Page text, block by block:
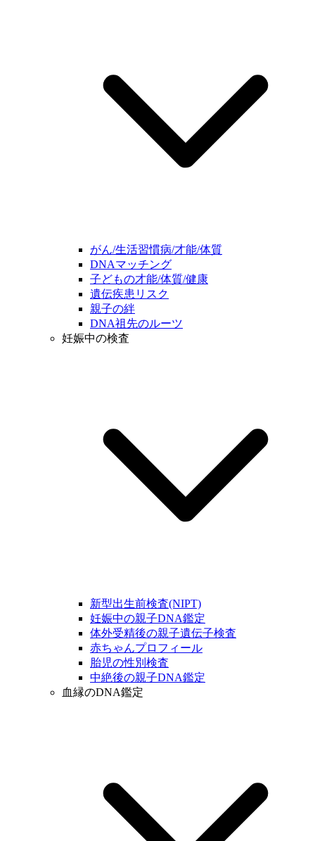
がん/生活習慣病/才能/体質
DNAマッチング
子どもの才能/体質/健康
遺伝疾患リスク
親子の絆
DNA祖先のルーツ
妊娠中の検査
新型出生前検査(NIPT)
妊娠中の親子DNA鑑定
体外受精後の親子遺伝子検査
赤ちゃんプロフィール
胎児の性別検査
中絶後の親子DNA鑑定
血縁のDNA鑑定